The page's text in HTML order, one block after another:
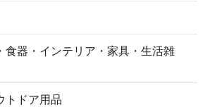
食器・インテリア・家具・生活雑
トドア用品